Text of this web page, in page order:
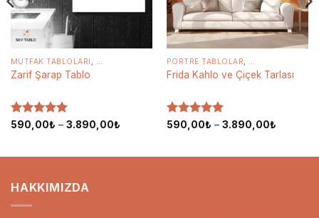
MUTFAK TABLOLARI KANVAS TABLOLAR,
Zarif Şarap Tablo
5 üzerinden
590,00₺ – 3.890,00₺Fiyat
PORTRE TABLOLAR
Frida Kahlo ve Çiçek Tarlası
5 üzerinden
590,00₺ – 3.890,00₺Fiyat
TABLOLAR,KANVAS TABLOLAR OFIS TABLOLARI,PORTRE TABLOLAR
HAKKIMIZDA